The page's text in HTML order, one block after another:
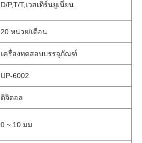
D/P,T/T,เวสเทิร์นยูเนี่ยน
20 หน่วย/เดือน
เครื่องทดสอบบรรจุภัณฑ์
UP-6002
ดิจิตอล
0 ~ 10 มม